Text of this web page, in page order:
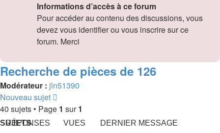
Informations d’accès à ce forum
Pour accéder au contenu des discussions, vous
devez vous identifier ou vous inscrire sur ce
forum. Merci
Recherche de pièces de 126
Modérateur : jln51390
Nouveau sujet
40 sujets • Page 1 sur1
SUJETS
RÉPONSES VUES DERNIER MESSAGE